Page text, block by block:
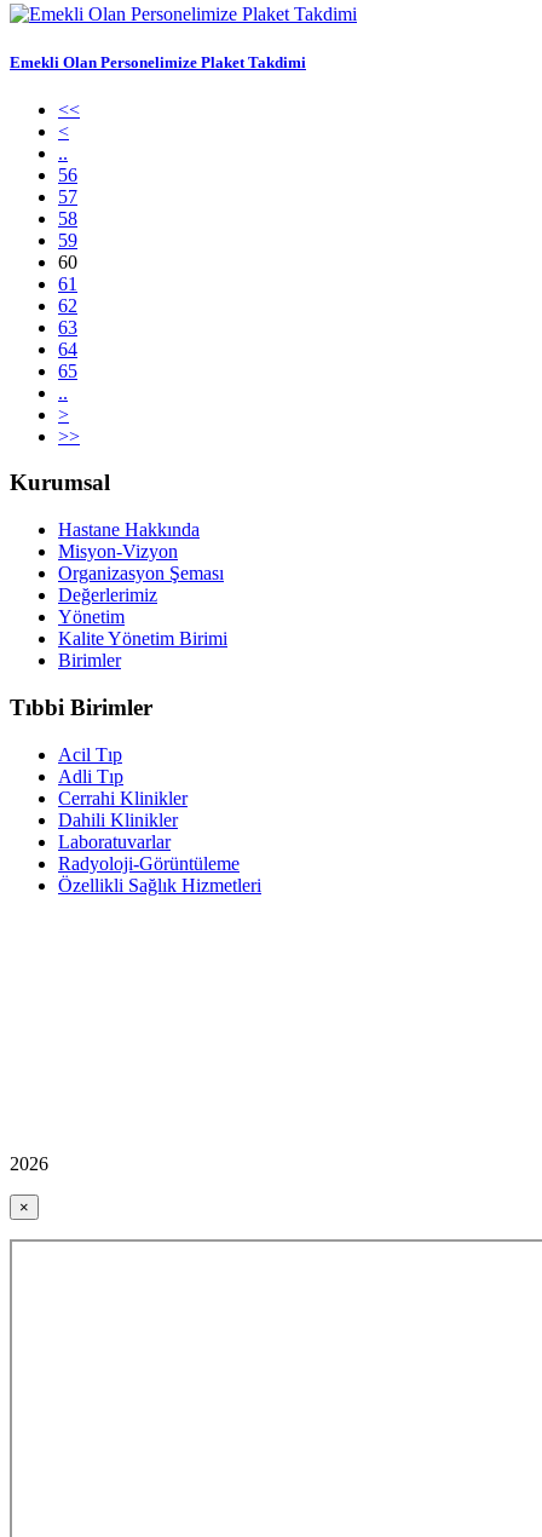
Emekli Olan Personelimize Plaket Takdimi
<<
<
..
56
57
58
59
60
61
62
63
64
65
..
>
>>
Kurumsal
Hastane Hakkında
Misyon-Vizyon
Organizasyon Şeması
Değerlerimiz
Yönetim
Kalite Yönetim Birimi
Birimler
Tıbbi Birimler
Acil Tıp
Adli Tıp
Cerrahi Klinikler
Dahili Klinikler
Laboratuvarlar
Radyoloji-Görüntüleme
Özellikli Sağlık Hizmetleri
2026
×